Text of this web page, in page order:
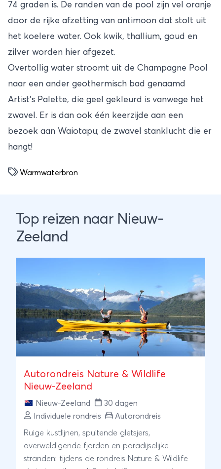
74 graden is. De randen van de pool zijn vel oranje
door de rijke afzetting van antimoon dat stolt uit
het koelere water. Ook kwik, thallium, goud en
zilver worden hier afgezet.
Overtollig water stroomt uit de Champagne Pool
naar een ander geothermisch bad genaamd
Artist's Palette, die geel gekleurd is vanwege het
zwavel. Er is dan ook één keerzijde aan een
bezoek aan Waiotapu; de zwavel stanklucht die er
hangt!
Warmwaterbron
Top reizen naar Nieuw-
Zeeland
Autorondreis Nature & Wildlife
Nieuw-Zeeland
Nieuw-Zeeland
30 dagen
Individuele rondreis
Autorondreis
Ruige kustlijnen, spuitende gletsjers,
overweldigende fjorden en paradijselijke
stranden: tijdens de rondreis Nature & Wildlife